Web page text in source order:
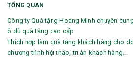
TỔNG QUAN
Công ty Quà tặng Hoàng Minh chuyên
ô dù quà tặng cao cấp
Thích hợp làm quà tặng khách hàng cho
chương trình hội thảo, tri ân khách hàng...